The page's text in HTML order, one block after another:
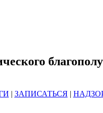
| ЗАПИСАТЬСЯ |